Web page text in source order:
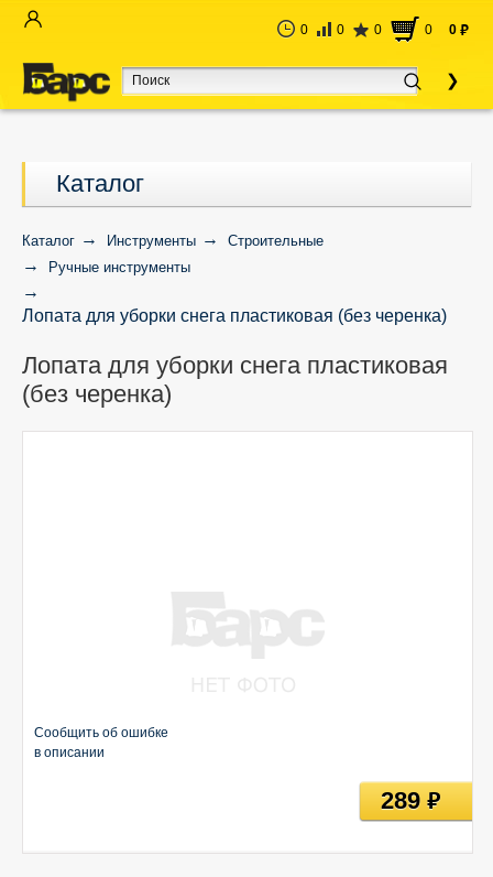
0 0 0 0 0 руб
Каталог
Каталог Инструменты
Строительные
Ручные инструменты
Лопата для уборки снега пластиковая (без черенка)
Лопата для уборки снега пластиковая
(без черенка)
Сообщить об ошибке
в описании
289руб